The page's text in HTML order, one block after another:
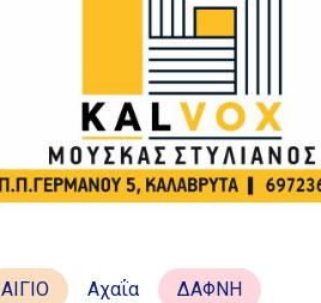
ΑΙΓΙΟ Αχαΐα
ΔΑΦΝΗ